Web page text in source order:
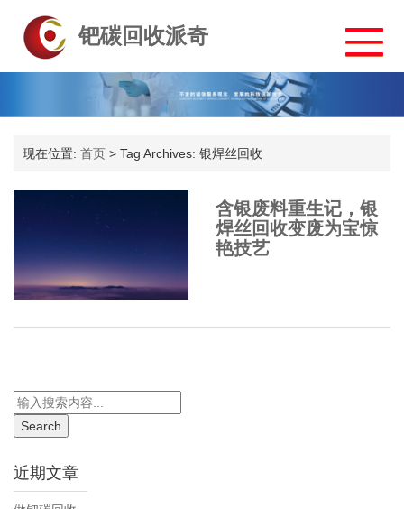
钯碳回收派奇
现在位置: 首页 > Tag Archives: 银焊丝回收
含银废料重生记，银
焊丝回收变废为宝惊
艳技艺
近期文章